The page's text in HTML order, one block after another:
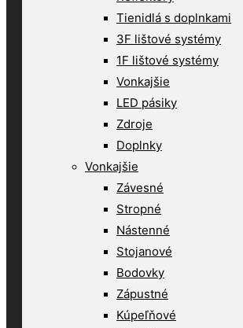
Tienidlá s doplnkami
3F lištové systémy
1F lištové systémy
Vonkajšie
LED pásiky
Zdroje
Doplnky
Vonkajšie
Závesné
Stropné
Nástenné
Stojanové
Bodovky
Zápustné
Kúpeľňové